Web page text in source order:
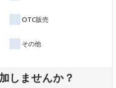
OTC販売
その他
しませんか？